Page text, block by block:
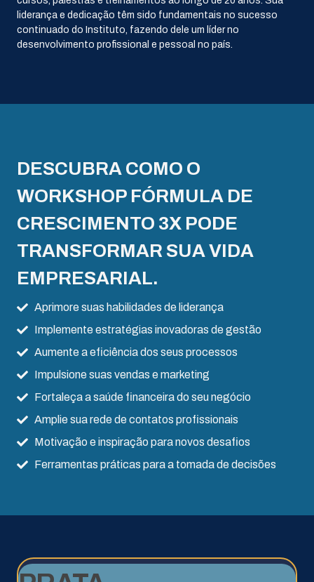
liderança e dedicação têm sido fundamentais no sucesso
continuado do Instituto, fazendo dele um líder no
desenvolvimento profissional e pessoal no país.
DESCUBRA COMO O
WORKSHOP FÓRMULA DE
CRESCIMENTO 3X PODE
TRANSFORMAR SUA VIDA
EMPRESARIAL.
Aprimore suas habilidades de liderança
Implemente estratégias inovadoras de gestão
Aumente a eficiência dos seus processos
Impulsione suas vendas e marketing
Fortaleça a saúde financeira do seu negócio
Amplie sua rede de contatos profissionais
Motivação e inspiração para novos desafios
Ferramentas práticas para a tomada de decisões